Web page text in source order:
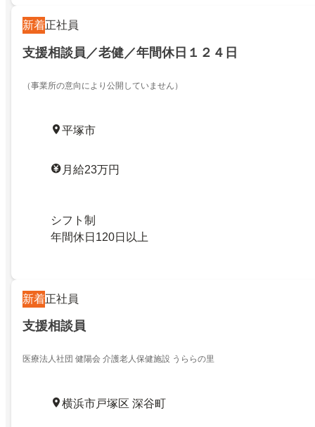
新着正社員
支援相談員／老健／年間休日１２４日
（事業所の意向により公開していません）
平塚市
月給23万円
シフト制
年間休日120日以上
新着正社員
支援相談員
医療法人社団 健陽会 介護老人保健施設 うららの里
横浜市戸塚区 深谷町